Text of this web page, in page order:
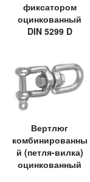
фиксатором
оцинкованный
DIN 5299 D
Вертлюг
комбинированны
й (петля-вилка)
оцинкованный